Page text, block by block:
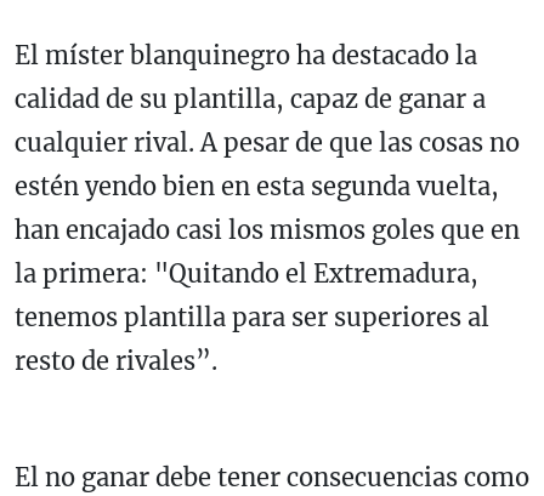
El míster blanquinegro ha destacado la
calidad de su plantilla, capaz de ganar a
cualquier rival. A pesar de que las cosas no
estén yendo bien en esta segunda vuelta,
han encajado casi los mismos goles que en
la primera: "Quitando el Extremadura,
tenemos plantilla para ser superiores al
resto de rivales”.
El no ganar debe tener consecuencias como